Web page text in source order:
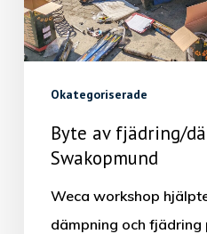
Okategoriserade
Byte av fjädring/
Swakopmund
Weca workshop
dämpning och fjädring